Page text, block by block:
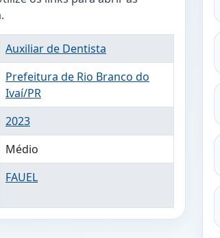
Auxiliar de Dentista
Prefeitura de Rio Branco do
Ivaí/PR
2023
Médio
FAUEL